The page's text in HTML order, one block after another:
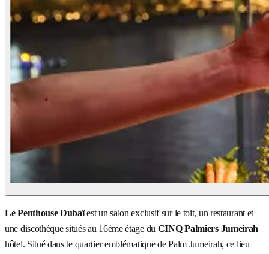
Le Penthouse Dubaïest un salon exclusif sur le toit, un restaurant et
une discothèque situés au 16ème étage du CINQ Palmiers Jumeirah
hôtel. Situé dans le quartier emblématique de Palm Jumeirah, ce lieu